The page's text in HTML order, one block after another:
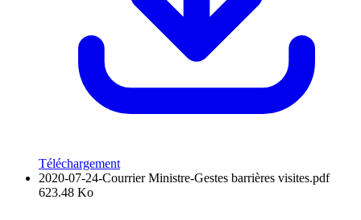
Téléchargement
2020-07-24-Courrier Ministre-Gestes barrières visites.pdf
623.48 Ko